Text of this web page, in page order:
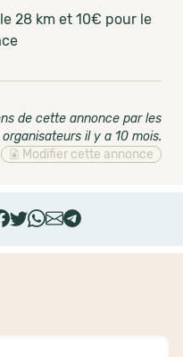
28 km et 10€ pour le
de cette annonce par les
organisateurs il y a 10 mois.
Modifier cette annonce